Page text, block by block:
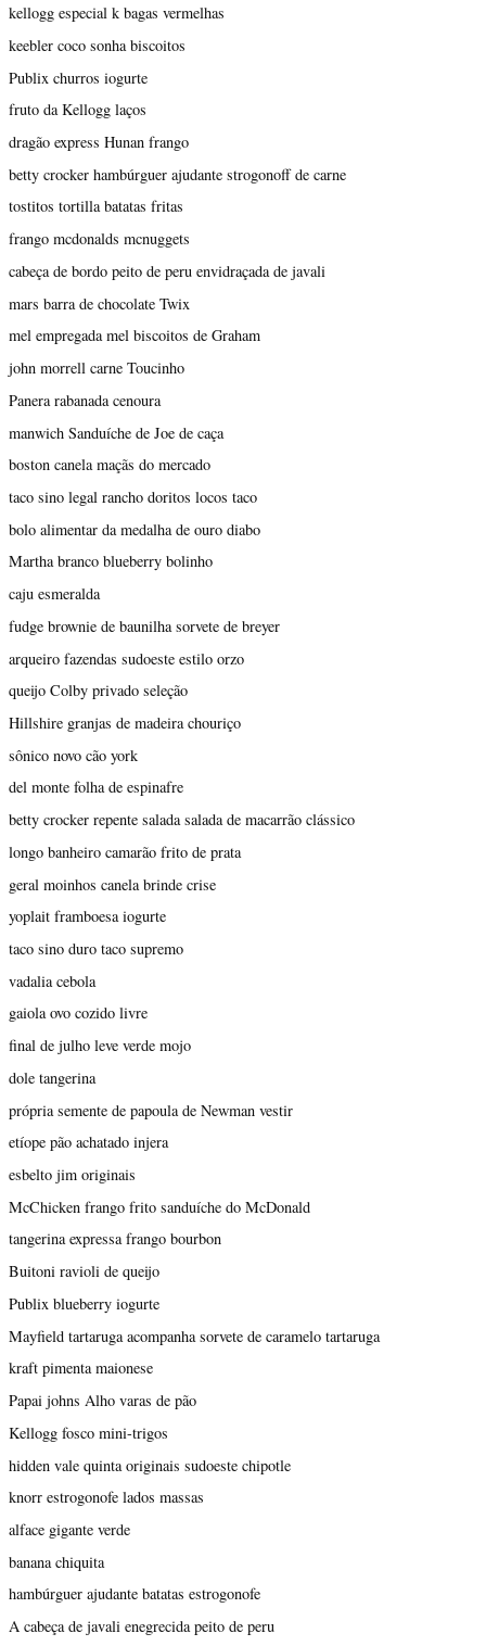
kellogg especial k bagas vermelhas
keebler coco sonha biscoitos
Publix churros iogurte
fruto da Kellogg laços
dragão express Hunan frango
betty crocker hambúrguer ajudante strogonoff de carne
tostitos tortilla batatas fritas
frango mcdonalds mcnuggets
cabeça de bordo peito de peru envidraçada de javali
mars barra de chocolate Twix
mel empregada mel biscoitos de Graham
john morrell carne Toucinho
Panera rabanada cenoura
manwich Sanduíche de Joe de caça
boston canela maçãs do mercado
taco sino legal rancho doritos locos taco
bolo alimentar da medalha de ouro diabo
Martha branco blueberry bolinho
caju esmeralda
fudge brownie de baunilha sorvete de breyer
arqueiro fazendas sudoeste estilo orzo
queijo Colby privado seleção
Hillshire granjas de madeira chouriço
sônico novo cão york
del monte folha de espinafre
betty crocker repente salada salada de macarrão clássico
longo banheiro camarão frito de prata
geral moinhos canela brinde crise
yoplait framboesa iogurte
taco sino duro taco supremo
vadalia cebola
gaiola ovo cozido livre
final de julho leve verde mojo
dole tangerina
própria semente de papoula de Newman vestir
etíope pão achatado injera
esbelto jim originais
McChicken frango frito sanduíche do McDonald
tangerina expressa frango bourbon
Buitoni ravioli de queijo
Publix blueberry iogurte
Mayfield tartaruga acompanha sorvete de caramelo tartaruga
kraft pimenta maionese
Papai johns Alho varas de pão
Kellogg fosco mini-trigos
hidden vale quinta originais sudoeste chipotle
knorr estrogonofe lados massas
alface gigante verde
banana chiquita
hambúrguer ajudante batatas estrogonofe
A cabeça de javali enegrecida peito de peru